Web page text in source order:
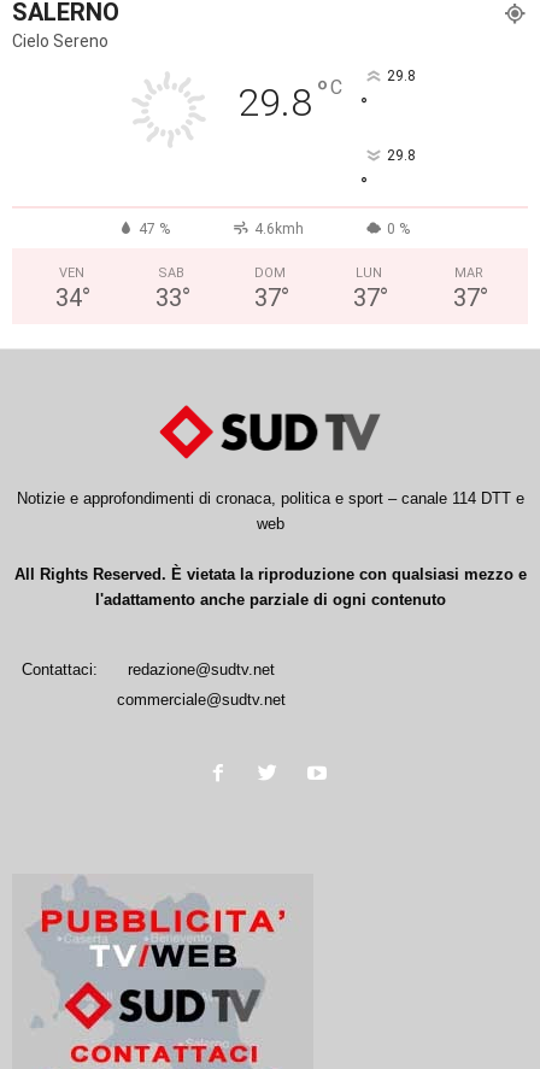
SALERNO
Cielo Sereno
29.8°C 29.8
°
29.8
°
47 % 4.6kmh 0 %
VEN
34°
SAB
33°
DOM
37°
LUN
37°
MAR
37°
Notizie e approfondimenti di cronaca, politica e sport – canale 114 DTT e
web
All Rights Reserved. È vietata la riproduzione con qualsiasi mezzo e
l'adattamento anche parziale di ogni contenuto
Contattaci:
redazione@sudtv.net
commerciale@sudtv.net